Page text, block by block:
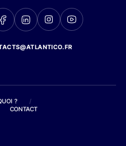
?
/
CONTACT